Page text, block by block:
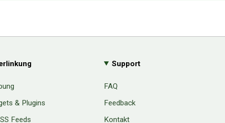
& Plugins
Feeds
Support
FAQ
Feedback
Kontakt